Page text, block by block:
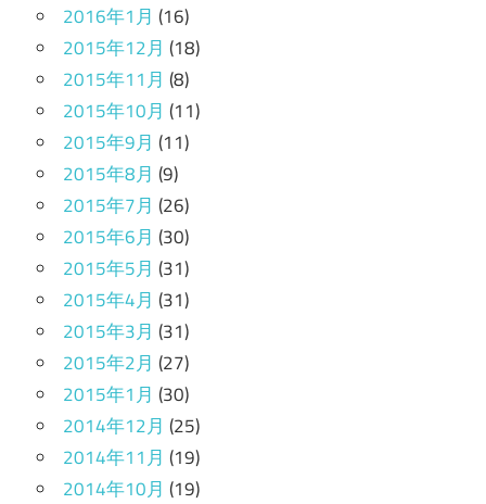
2016年1月 (16)
2015年12月 (18)
2015年11月 (8)
2015年10月 (11)
2015年9月 (11)
2015年8月 (9)
2015年7月 (26)
2015年6月 (30)
2015年5月 (31)
2015年4月 (31)
2015年3月 (31)
2015年2月 (27)
2015年1月 (30)
2014年12月 (25)
2014年11月 (19)
2014年10月 (19)